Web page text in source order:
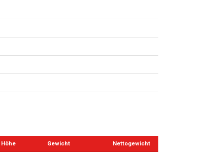
Höhe Gewicht Nettogewicht